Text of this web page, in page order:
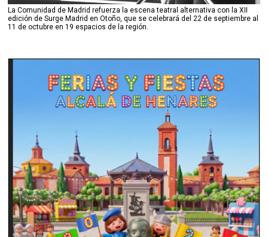
La Comunidad de Madrid refuerza la escena teatral alternativa con la XII
edición de Surge Madrid en Otoño, que se celebrará del 22 de septiembre al
11 de octubre en 19 espacios de la región.